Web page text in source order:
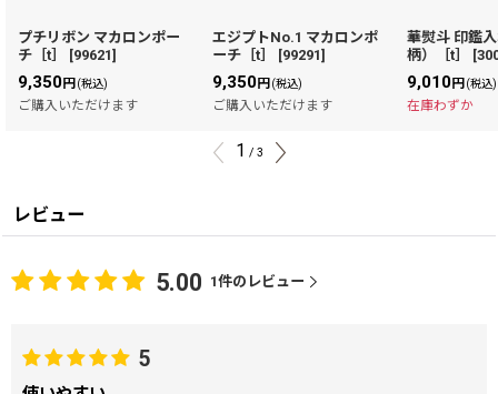
プチリボン マカロンポー
チ［t］
[99621]
9,350円 (税込)
ご購入いただけます
エジプトNo.1 マカロンポ
ーチ［t］
[99291]
9,350円 (税込)
ご購入いただけます
華熨斗 印鑑
柄）［t］
[
9,010円 (税込)
在庫わずか
1 / 3
レビュー
5.00 1件のレビュー
5